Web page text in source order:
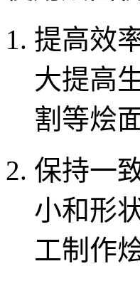
提高效
大提高
割等烩
保持一
小和形
工制作